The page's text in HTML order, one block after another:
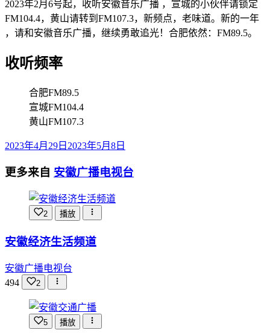
2023年2月6号起，收听安徽音乐广播 ，宣城的小伙伴请锁定
FM104.4，黄山请转到FM107.3，新频点，老味道。新的一年
，请和安徽音乐广播，继续勇敢追光！合肥依然：FM89.5。
收听频率
合肥FM89.5
宣城FM104.4
黄山FM107.3
2023年4月29日 2023年5月8日
更多来自 安徽广播电视台
2 播放
安徽经济生活频道
安徽广播电视台
494
2
5 播放